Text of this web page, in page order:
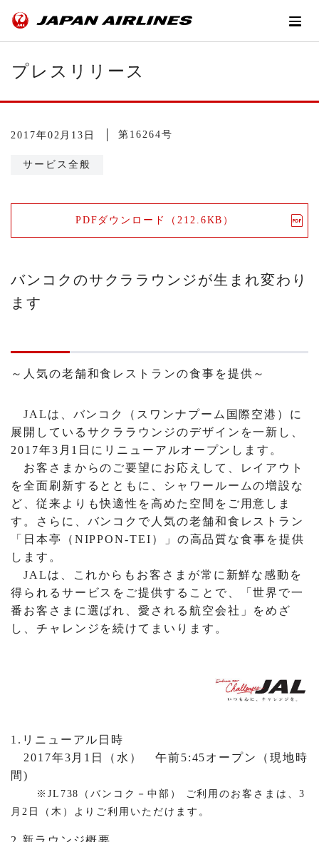
プレスリリース
2017年02月13日 第16264号
サービス全般
PDFダウンロード（212.6KB）
バンコクのサクララウンジが生まれ変わり
ます
～人気の老舗和食レストランの食事を提供～
JALは、バンコク（スワンナプーム国際空港）に
展開しているサクララウンジのデザインを一新し、
2017年3月1日にリニューアルオープンします。
お客さまからのご要望にお応えして、レイアウト
を全面刷新するとともに、シャワールームの増設な
ど、従来よりも快適性を高めた空間をご用意しま
す。さらに、バンコクで人気の老舗和食レストラン
「日本亭（NIPPON-TEI）」の高品質な食事を提供
します。
JALは、これからもお客さまが常に新鮮な感動を
得られるサービスをご提供することで、「世界で一
番お客さまに選ばれ、愛される航空会社」をめざ
し、チャレンジを続けてまいります。
1.リニューアル日時
2017年3月1日（水） 午前5:45オープン（現地時
間)
※JL738（バンコク－中部） ご利用のお客さまは、3
月2日（木）よりご利用いただけます。